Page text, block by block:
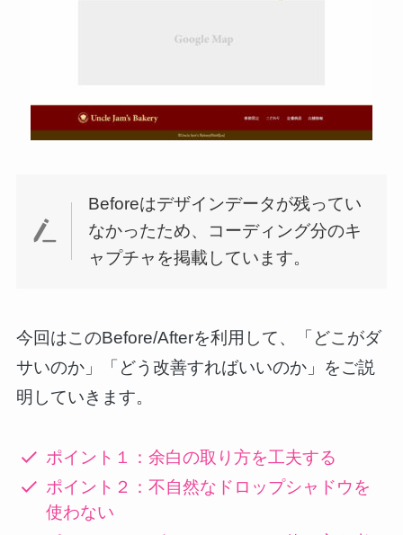
Beforeはデザインデータが残ってい
なかったため、コーディング分のキ
ャプチャを掲載しています。
今回はこのBefore/Afterを利用して、「どこがダ
サいのか」「どう改善すればいいのか」をご説
明していきます。
ポイント１：余白の取り方を工夫する
ポイント２：不自然なドロップシャドウを
使わない